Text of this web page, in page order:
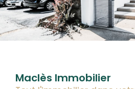
Maclès Immobilier